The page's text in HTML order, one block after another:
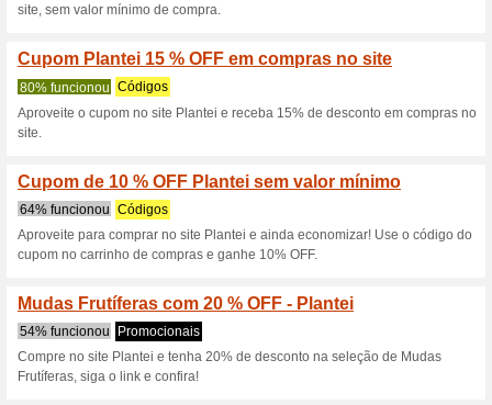
R$10 em sua primeira
código abaixo e colar na
Plantas com até 30
100% funcionou
Plantas com até 30 % de